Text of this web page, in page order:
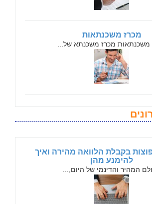
מכרז משכנתאות
משכנתאות מכרז משכנתא של...
נפוצות בקבלת הלוואה מהירה ואיך
להימנע מהן
המהיר והדינמי של היום,...